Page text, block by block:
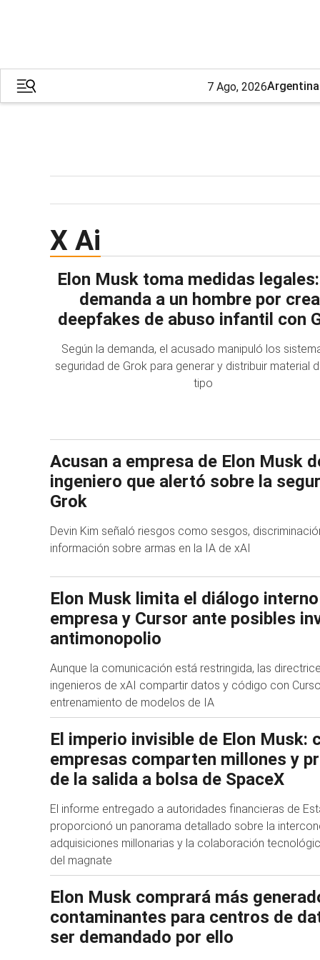
7 Ago, 2026Argentina
X Ai
Elon Musk toma medidas
demanda a un hombre por
deepfakes de abuso infantil con
Según la demanda, el acusado manipuló los
seguridad de Grok para generar y distribuir material
tipo
Acusan a empresa de Elon Musk
ingeniero que alertó sobre la
Grok
Devin Kim señaló riesgos como sesgos,
información sobre armas en la IA de xAI
Elon Musk limita el diálogo
empresa y Cursor ante posibles
antimonopolio
Aunque la comunicación está restringida, las
ingenieros de xAI compartir datos y código con
entrenamiento de modelos de IA
El imperio invisible de Elon Musk:
empresas comparten millones y
de la salida a bolsa de SpaceX
El informe entregado a autoridades financieras de
proporcionó un panorama detallado sobre la
adquisiciones millonarias y la colaboración
del magnate
Elon Musk comprará más
contaminantes para centros de
ser demandado por ello